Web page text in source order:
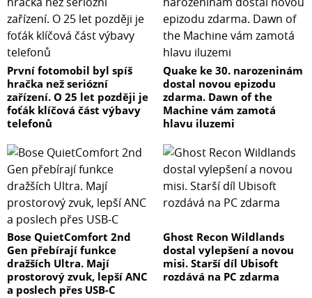
První fotomobil byl spíš
hračka než seriózní
zařízení. O 25 let později je
foťák klíčová část výbavy
telefonů
Quake ke 30. narozeninám
dostal novou epizodu
zdarma. Dawn of the
Machine vám zamotá
hlavu iluzemi
Bose QuietComfort 2nd
Gen přebírají funkce
dražších Ultra. Mají
prostorový zvuk, lepší ANC
a poslech přes USB-C
Ghost Recon Wildlands
dostal vylepšení a novou
misi. Starší díl Ubisoft
rozdává na PC zdarma